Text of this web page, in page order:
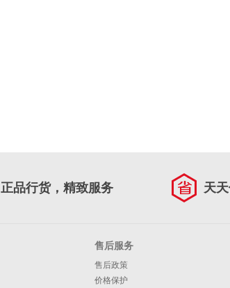
正品行货，精致服务 天
售后服务
售后政策
价格保护